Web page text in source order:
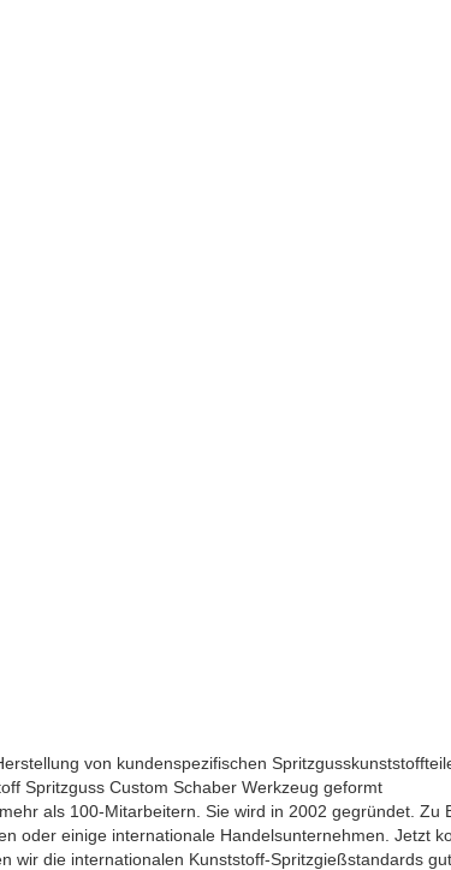
von kundenspezifischen
Spritzguss Custom Schaber Werkzeug geformt
als 100-Mitarbeitern. Sie wird in 2002 gegründet. Zu
oder einige internationale Handelsunternehmen. Jetzt
die internationalen Kunststoff-Spritzgießstandards